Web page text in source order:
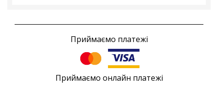
Приймаємо платежі
Приймаємо онлайн платежі